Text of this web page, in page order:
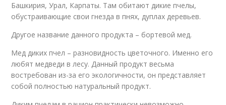
Башкирия, Урал, Карпаты. Там обитают дикие пчелы,
обустраивающие свои гнезда в пнях, дуплах деревьев.
Другое название данного продукта – бортевой мед.
Мед диких пчел – разновидность цветочного. Именно его
любят медведи в лесу. Данный продукт весьма
востребован из-за его экологичности, он представляет
собой полностью натуральный продукт.